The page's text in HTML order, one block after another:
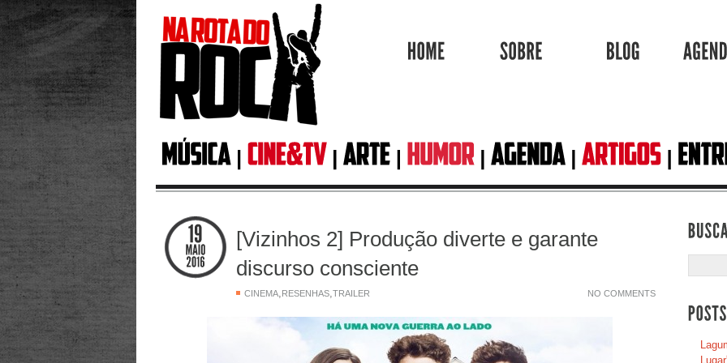
[Vizinhos 2] Produção diverte e garante
discurso consciente
CINEMA,RESENHAS,TRAILER NO COMMENTS